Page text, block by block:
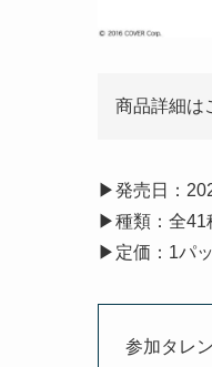
商品詳細は
▶︎発売日：
▶︎種類：全41
▶︎定価：1パ
参加タレ